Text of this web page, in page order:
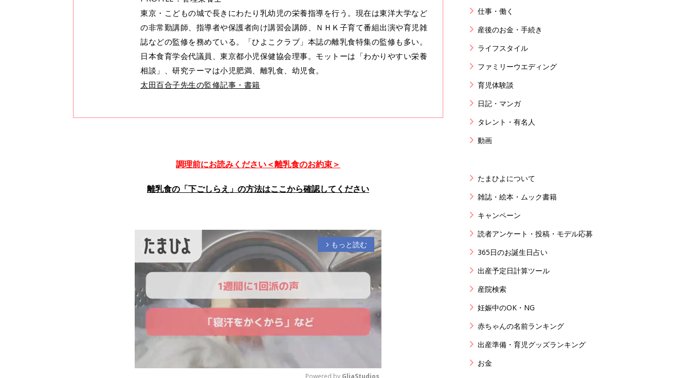
東京・こどもの城で長きにわたり乳幼児の栄養指導を行う。現在は東洋大学など
の非常勤講師、指導者や保護者向け講習会講師、ＮＨＫ子育て番組出演や育児雑
誌などの監修を務めている。「ひよこクラブ」本誌の離乳食特集の監修も多い。
日本食育学会代議員、東京都小児保健協会理事。モットーは「わかりやすい栄養
相談」、研究テーマは小児肥満、離乳食、幼児食。
太田百合子先生の監修記事・書籍
調理前にお読みください＜離乳食のお約束＞
離乳食の「下ごしらえ」の方法はここから確認してください
arrow_forward_ios もっと読む
Powered by GliaStudios
仕事・働く
産後のお金・手続き
ライフスタイル
ファミリーウエディング
育児体験談
日記・マンガ
タレント・有名人
動画
たまひよについて
雑誌・絵本・ムック書籍
キャンペーン
読者アンケート・投稿・モデル応募
365日のお誕生日占い
出産予定日計算ツール
産院検索
妊娠中のOK・NG
赤ちゃんの名前ランキング
出産準備・育児グッズランキング
お金